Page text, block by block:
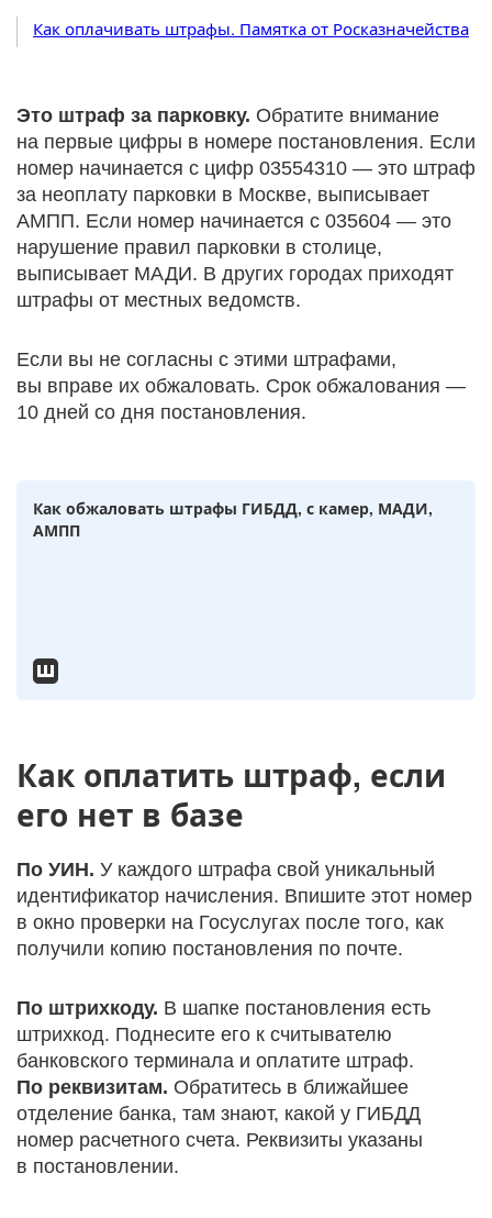
Как оплачивать штрафы. Памятка от Росказначейства
Это штраф за парковку. Обратите внимание
на первые цифры в номере постановления. Если
номер начинается с цифр 03554310 — это штраф
за неоплату парковки в Москве, выписывает
АМПП. Если номер начинается с 035604 — это
нарушение правил парковки в столице,
выписывает МАДИ. В других городах приходят
штрафы от местных ведомств.
Если вы не согласны с этими штрафами,
вы вправе их обжаловать. Срок обжалования —
10 дней со дня постановления.
Как обжаловать штрафы ГИБДД, с камер, МАДИ,
АМПП
Как оплатить штраф, если
его нет в базе
По УИН. У каждого штрафа свой уникальный
идентификатор начисления. Впишите этот номер
в окно проверки на Госуслугах после того, как
получили копию постановления по почте.
По штрихкоду. В шапке постановления есть
штрихкод. Поднесите его к считывателю
банковского терминала и оплатите штраф.
По реквизитам. Обратитесь в ближайшее
отделение банка, там знают, какой у ГИБДД
номер расчетного счета. Реквизиты указаны
в постановлении.